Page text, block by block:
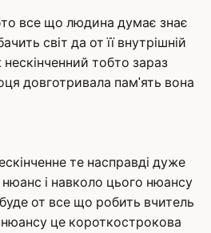
все що людина думає знає
світ да от її внутрішній
тобто зараз
довготривала пам'ять вона
те насправді дуже
і навколо цього нюансу
от все що робить вчитель
це короткострокова